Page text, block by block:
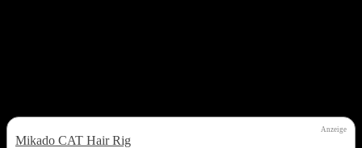
Anzeige
Mikado CAT Hair Rig